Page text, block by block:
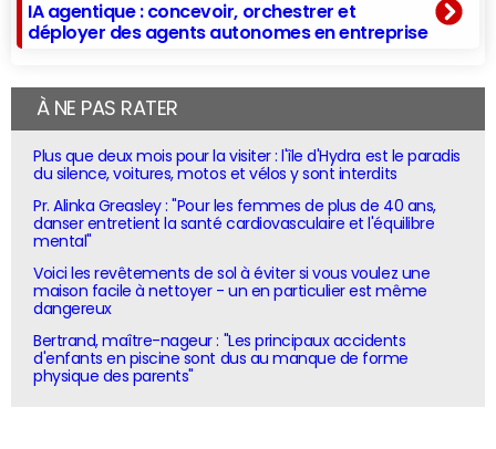
IA agentique : concevoir, orchestrer et
déployer des agents autonomes en entreprise
À NE PAS RATER
Plus que deux mois pour la visiter : l'île d'Hydra est le paradis
du silence, voitures, motos et vélos y sont interdits
Pr. Alinka Greasley : "Pour les femmes de plus de 40 ans,
danser entretient la santé cardiovasculaire et l'équilibre
mental"
Voici les revêtements de sol à éviter si vous voulez une
maison facile à nettoyer - un en particulier est même
dangereux
Bertrand, maître-nageur : "Les principaux accidents
d'enfants en piscine sont dus au manque de forme
physique des parents"